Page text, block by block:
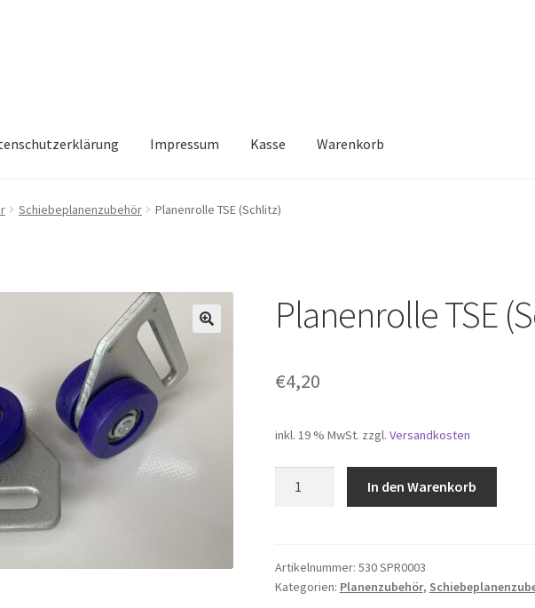
Impressum Kasse Warenkorb
Impressum Kasse Warenkorb
Schiebeplanenzubehör Planenrolle TSE (Schlitz)
Planenrolle TSE
€4,20
inkl. 19 % MwSt. zzgl. Versandkosten
In den Warenkorb
Artikelnummer: 530 SPR0003
Kategorien: Planenzubehör,